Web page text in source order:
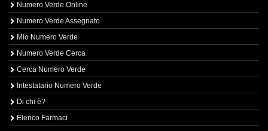
Numero Verde Online
Numero Verde Assegnato
Mio Numero Verde
Numero Verde Cerca
Cerca Numero Verde
Intestatario Numero Verde
Di chi è?
Elenco Farmaci